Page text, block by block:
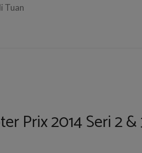
Tuan
Prix 2014 Seri 2 &